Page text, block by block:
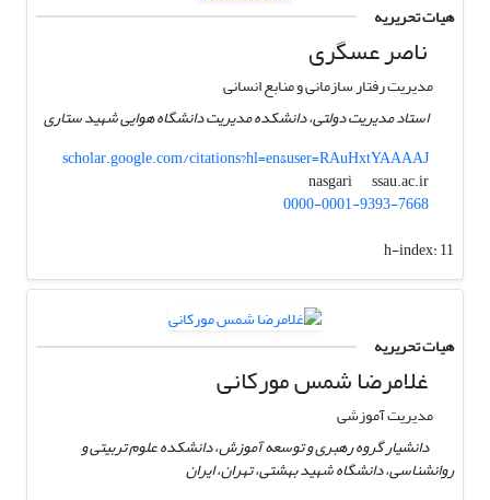
هیات تحریریه
ناصر عسگری
مدیریت رفتار سازمانی و منابع انسانی
استاد مدیریت دولتی، دانشکده مدیریت دانشگاه هوایی شهید ستاری
scholar.google.com/citations?hl=en&user=RAuHxtYAAAAJ
nasgari
ssau.ac.ir
0000-0001-9393-7668
h-index:11
هیات تحریریه
غلامرضا شمس مورکانی
مدیریت آموزشی
دانشیار گروه رهبری و توسعه آموزش، دانشکده علوم تربیتی و
روانشناسی، دانشگاه شهید بهشتی، تهران، ایران